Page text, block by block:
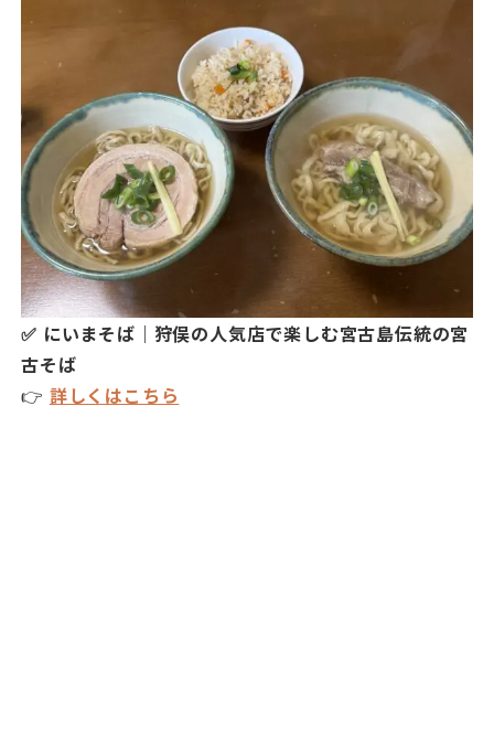
✅ にいまそば｜狩俣の人気店で楽しむ宮古島伝統の宮
古そば
👉 詳しくはこちら